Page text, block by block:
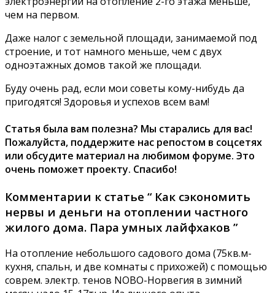
чем на первом.
Даже налог с земельной площади, занимаемой под
строение, и тот намного меньше, чем с двух
одноэтажных домов такой же площади.
Буду очень рад, если мои советы кому-нибудь да
пригодятся! Здоровья и успехов всем вам!
Статья была вам полезна? Мы старались для вас!
Пожалуйста, поддержите нас репостом в соцсетях
или обсудите материал на любимом форуме. Это
очень поможет проекту. Спасибо!
Комментарии к статье “ Как сэкономить
нервы и деньги на отоплении частного
жилого дома. Пара умных лайфхаков ”
На отопление небольшого садового дома (75кв.м-
кухня, спальн, и две комнаты с прихожей) с помощью
соврем. электр. тенов NOBO-Норвегия в зимний